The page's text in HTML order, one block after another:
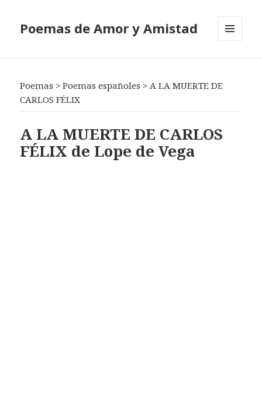
Poemas de Amor y Amistad
Poemas >Poemas españoles >A LA MUERTE DE
CARLOS FÉLIX
A LA MUERTE DE CARLOS
FÉLIX de Lope de Vega